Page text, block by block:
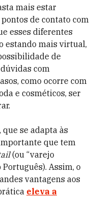
mais estar
de contato com
esses diferentes
estando mais virtual,
de
com
como ocorre com
e cosméticos, ser
se adapta às
que tem
(ou “varejo
Assim, o
vantagens aos
eleva a